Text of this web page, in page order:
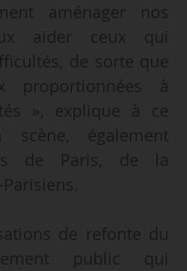
aménager nos
aider ceux qui
de sorte que
proportionnées à
», explique à ce
également
de Paris, de la
de refonte du
public qui